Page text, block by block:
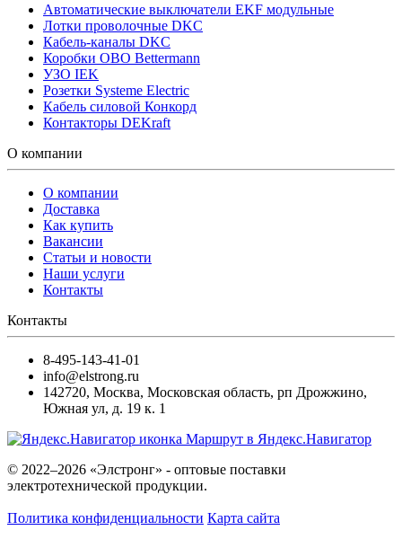
Автоматические выключатели EKF модульные
Лотки проволочные DKC
Кабель-каналы DKC
Коробки OBO Bettermann
УЗО IEK
Розетки Systeme Electric
Кабель силовой Конкорд
Контакторы DEKraft
О компании
О компании
Доставка
Как купить
Вакансии
Статьи и новости
Наши услуги
Контакты
Контакты
8-495-143-41-01
info@elstrong.ru
142720, Москва, Московская область, рп Дрожжино,
Южная ул, д. 19 к. 1
Маршрут в Яндекс.Навигатор
© 2022–2026 «Элстронг» - оптовые поставки
электротехнической продукции.
Политика конфиденциальности Карта сайта